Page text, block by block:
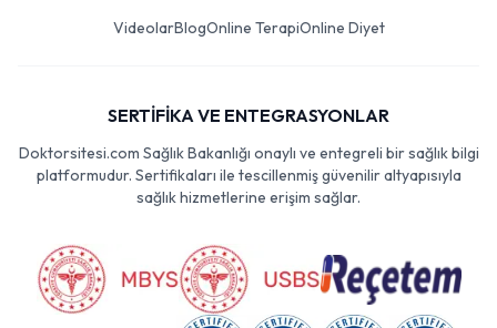
VideolarBlogOnline TerapiOnline Diyet
SERTİFİKA VE ENTEGRASYONLAR
Doktorsitesi.com Sağlık Bakanlığı onaylı ve entegreli bir sağlık bilgi
platformudur. Sertifikaları ile tescillenmiş güvenilir altyapısıyla
sağlık hizmetlerine erişim sağlar.